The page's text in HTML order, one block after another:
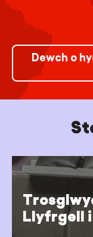
Dewch o
Llyfrgell